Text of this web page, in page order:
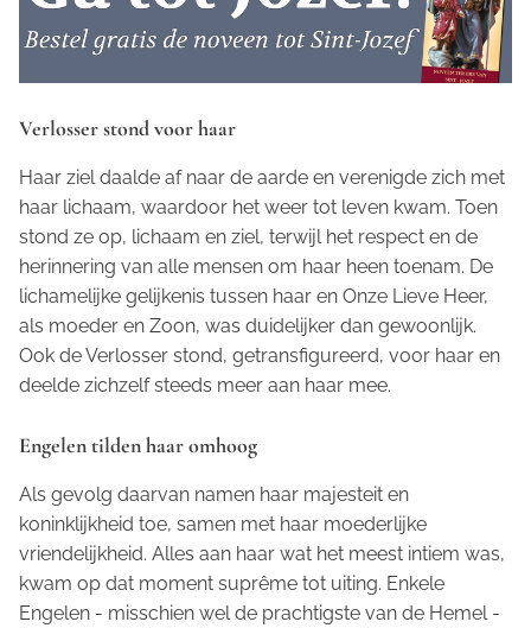
Verlosser stond voor haar
Haar ziel daalde af naar de aarde en verenigde zich met
haar lichaam, waardoor het weer tot leven kwam. Toen
stond ze op, lichaam en ziel, terwijl het respect en de
herinnering van alle mensen om haar heen toenam. De
lichamelijke gelijkenis tussen haar en Onze Lieve Heer,
als moeder en Zoon, was duidelijker dan gewoonlijk.
Ook de Verlosser stond, getransfigureerd, voor haar en
deelde zichzelf steeds meer aan haar mee.
Engelen tilden haar omhoog
Als gevolg daarvan namen haar majesteit en
koninklijkheid toe, samen met haar moederlijke
vriendelijkheid. Alles aan haar wat het meest intiem was,
kwam op dat moment suprême tot uiting. Enkele
Engelen - misschien wel de prachtigste van de Hemel -